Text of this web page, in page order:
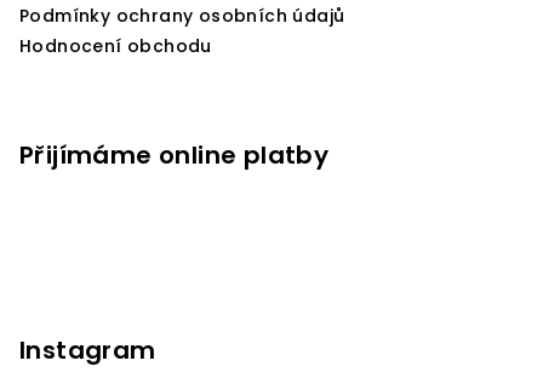
Podmínky ochrany osobních údajů
Hodnocení obchodu
Přijímáme online platby
Instagram